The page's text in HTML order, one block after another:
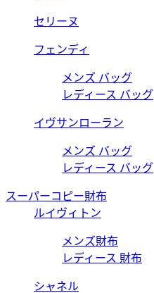
セリーヌ
フェンディ
メンズ バッグ
レディース バッグ
イヴサンローラン
メンズ バッグ
レディース バッグ
スーパーコピー財布
ルイヴィトン
メンズ財布
レディース 財布
シャネル